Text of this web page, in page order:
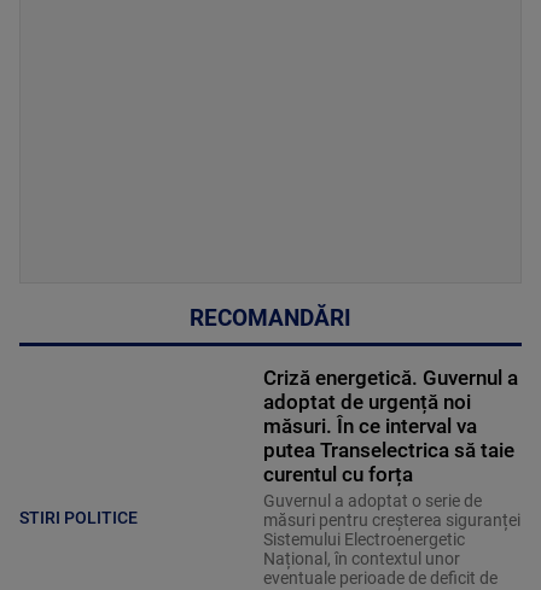
RECOMANDĂRI
STIRI POLITICE
Criză energetică. Guvernul a
adoptat de urgență noi
măsuri. În ce interval va
putea Transelectrica să taie
curentul cu forța
Guvernul a adoptat o serie de
măsuri pentru creșterea siguranței
Sistemului Electroenergetic
Național, în contextul unor
eventuale perioade de deficit de